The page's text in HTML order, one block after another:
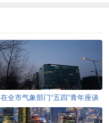
在全市气象部门“五四”青年座谈
会上的讲话[此文共3109字]